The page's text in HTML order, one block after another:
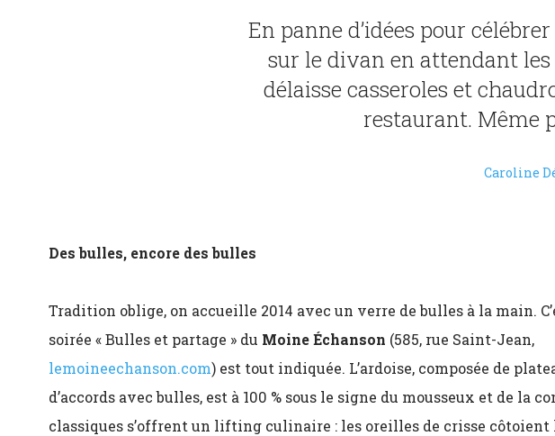
En panne d’idées pour
sur le divan en attendant les
délaisse casseroles et
restaurant. Même
Caroline
Des bulles, encore des bulles
Tradition oblige, on accueille 2014 avec un verre de bulles à la main.
soirée « Bulles et partage » du Moine Échanson (585, rue Saint-Jean,
lemoineechanson.com) est tout indiquée. L’ardoise, composée de
d’accords avec bulles, est à 100 % sous le signe du mousseux et de la
classiques s’offrent un lifting culinaire : les oreilles de crisse côtoient